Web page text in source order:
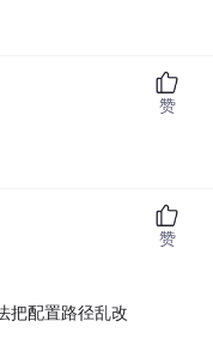
赞
把配置路径乱改
赞